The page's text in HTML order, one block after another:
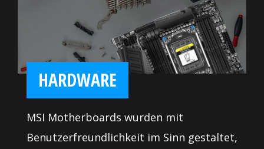
genügend Lüfter-Header mit
vollständiger Steuerung verbaut, damit
das System jederzeit ordnungsgemäß
HARDWARE
MSI Motherboards wurden mit
Benutzerfreundlichkeit im Sinn gestaltet,